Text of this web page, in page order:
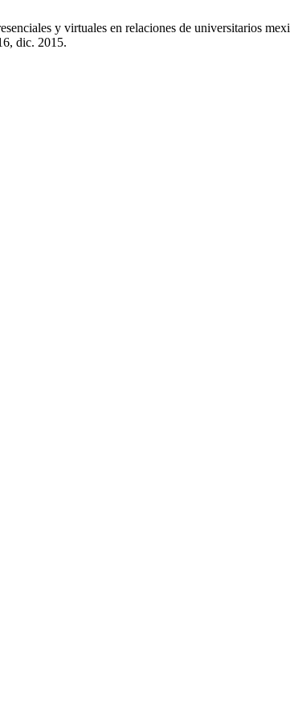
y virtuales en relaciones de universitarios
dic. 2015.